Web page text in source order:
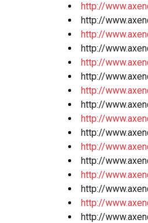
http://
http://
http://
http://
http://
http://
http://
http://
http://
http://
http://
http://
http://
http://
http://
http://